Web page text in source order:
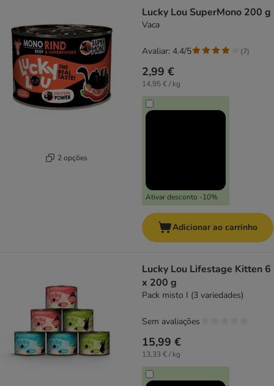
2 opções
Lucky Lou SuperMono 200 g
Vaca
2,99 €
14,95 € / kg
Ativar desconto -10%
Avaliar: 4.4/5 (7)
Adicionar ao carrinho
Lucky Lou Lifestage Kitten 6
x 200 g
Pack misto I (3 variedades)
15,99 €
13,33 € / kg
Sem avaliações